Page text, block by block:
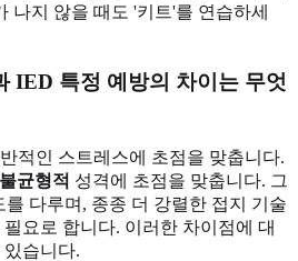
지 않을 때도 '키트'를 연습하세
IED 특정 예방의 차이는 무엇
적인 스트레스에 초점을 맞춥니다.
불균형적 성격에 초점을 맞춥니다. 그
다루며, 종종 더 강렬한 접지 기술
요로 합니다. 이러한 차이점에 대
있습니다.